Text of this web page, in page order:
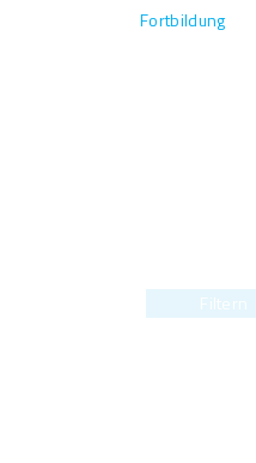
Fortbildung
Filtern